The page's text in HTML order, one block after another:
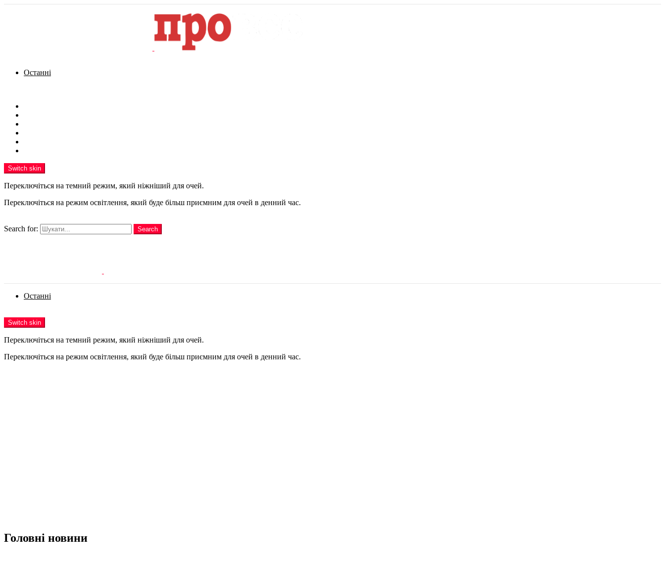
Останні
Switch skin
Переключіться на темний режим, який ніжніший для очей.
Переключіться на режим освітлення, який буде більш приємним для очей в денний час.
Search for:
Search
Останні
Switch skin
Переключіться на темний режим, який ніжніший для очей.
Переключіться на режим освітлення, який буде більш приємним для очей в денний час.
Головні новини